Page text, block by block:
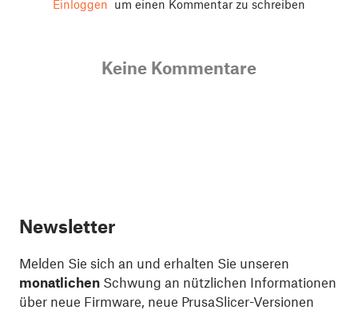
Einloggen um einen Kommentar zu schreiben
Keine Kommentare
Newsletter
Melden Sie sich an und erhalten Sie unseren
monatlichen Schwung an nützlichen Informationen
über neue Firmware, neue PrusaSlicer-Versionen